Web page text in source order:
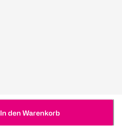
In den Warenkorb